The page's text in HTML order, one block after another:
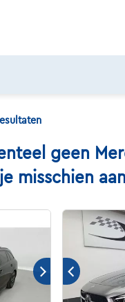
geen
misschien